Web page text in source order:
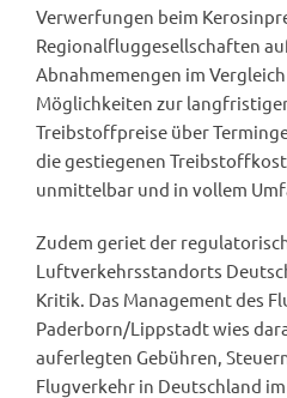
Verwerfungen beim
Regionalfluggesellschaften
Abnahmemengen im
Möglichkeiten zur
Treibstoffpreise über
die gestiegenen
unmittelbar und in vollem
Zudem geriet der
Luftverkehrsstandorts
Kritik. Das Management des
Paderborn/Lippstadt wies
auferlegten Gebühren,
Flugverkehr in Deutschland